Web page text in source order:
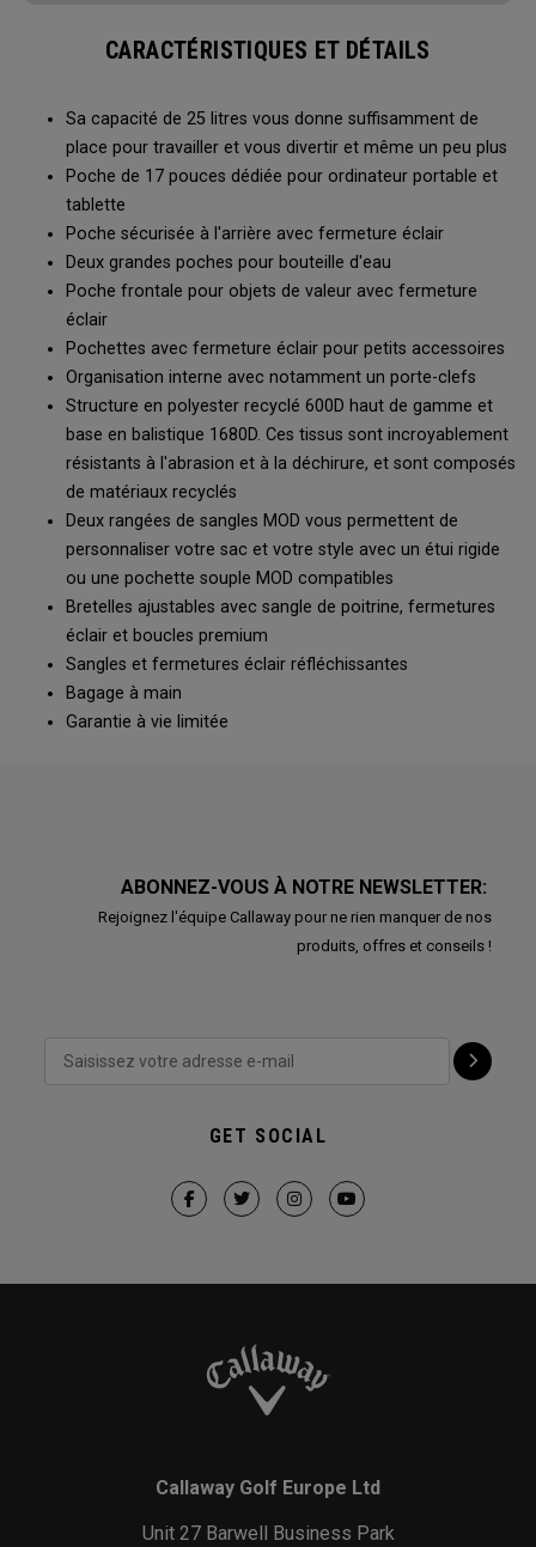
CARACTÉRISTIQUES ET DÉTAILS
Sa capacité de 25 litres vous donne suffisamment de
place pour travailler et vous divertir et même un peu plus
Poche de 17 pouces dédiée pour ordinateur portable et
tablette
Poche sécurisée à l'arrière avec fermeture éclair
Deux grandes poches pour bouteille d'eau
Poche frontale pour objets de valeur avec fermeture
éclair
Pochettes avec fermeture éclair pour petits accessoires
Organisation interne avec notamment un porte-clefs
Structure en polyester recyclé 600D haut de gamme et
base en balistique 1680D. Ces tissus sont incroyablement
résistants à l'abrasion et à la déchirure, et sont composés
de matériaux recyclés
Deux rangées de sangles MOD vous permettent de
personnaliser votre sac et votre style avec un étui rigide
ou une pochette souple MOD compatibles
Bretelles ajustables avec sangle de poitrine, fermetures
éclair et boucles premium
Sangles et fermetures éclair réfléchissantes
Bagage à main
Garantie à vie limitée
ABONNEZ-VOUS À NOTRE NEWSLETTER:
Rejoignez l'équipe Callaway pour ne rien manquer de nos
produits, offres et conseils !
GET SOCIAL
Callaway Golf Europe Ltd
Unit 27 Barwell Business Park